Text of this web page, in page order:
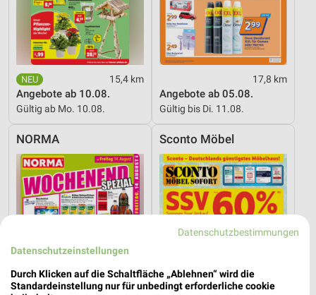
15,4 km
Angebote ab 10.08.
Gültig ab Mo. 10.08.
17,8 km
Angebote ab 05.08.
Gültig bis Di. 11.08.
NORMA Sconto Möbel
Datenschutzbestimmungen
Datenschutzeinstellungen
Durch Klicken auf die Schaltfläche „Ablehnen“ wird die
Standardeinstellung nur für unbedingt erforderliche cookie